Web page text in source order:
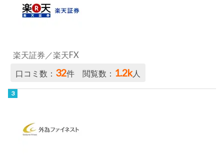
楽天証券／楽天FX
口コミ数： 32件 閲覧数： 1.2k人